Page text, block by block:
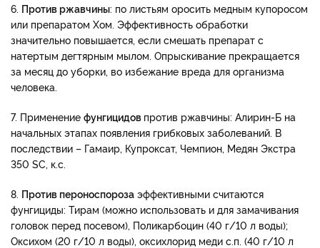
6. Против ржавчины: по листьям оросить медным купоросом
или препаратом Хом. Эффективность обработки
значительно повышается, если смешать препарат с
натертым дегтярным мылом. Опрыскивание прекращается
за месяц до уборки, во избежание вреда для организма
человека.
7. Применение фунгицидов против ржавчины: Алирин-Б на
начальных этапах появления грибковых заболеваний. В
последствии – Гамаир, Купроксат, Чемпион, Медян Экстра
350 SC, к.с.
8. Против пероноспороза эффективными считаются
фунгициды: Тирам (можно использовать и для замачивания
головок перед посевом), Поликарбоцин (40 г/10 л воды);
Оксихом (20 г/10 л воды), оксихлорид меди с.п. (40 г/10 л